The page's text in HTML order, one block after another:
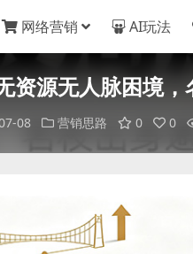
网络营销 AI玩法
资源无人脉困境
08 营销思路 0 0